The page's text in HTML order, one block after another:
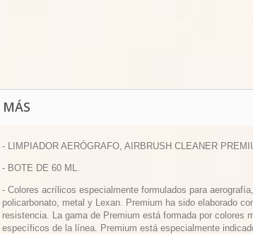
MÁS
- LIMPIADOR AERÓGRAFO, AIRBRUSH CLEANER
- BOTE DE 60 ML.
- Colores acrílicos especialmente formulados para
policarbonato, metal y Lexan. Premium ha sido elaborado
resistencia. La gama de Premium está formada por
específicos de la línea. Premium está especialmente